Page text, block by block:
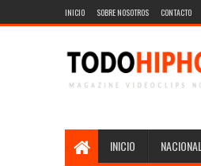
INICIO SOBRE NOSOTROS CONTACTO
INICIO NACIONAL